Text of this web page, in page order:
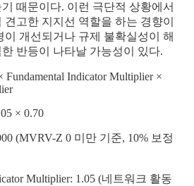
때문이다. 이런 극단적 상황에서
고한 지지선 역할을 하는 경향이
이 개선되거나 규제 불확실성이 해
반등이 나타날 가능성이 있다.
Fundamental Indicator Multiplier ×
× 0.70
(MVRV-Z 0 미만 기준, 10% 보정
Multiplier: 1.05 (네트워크 활동